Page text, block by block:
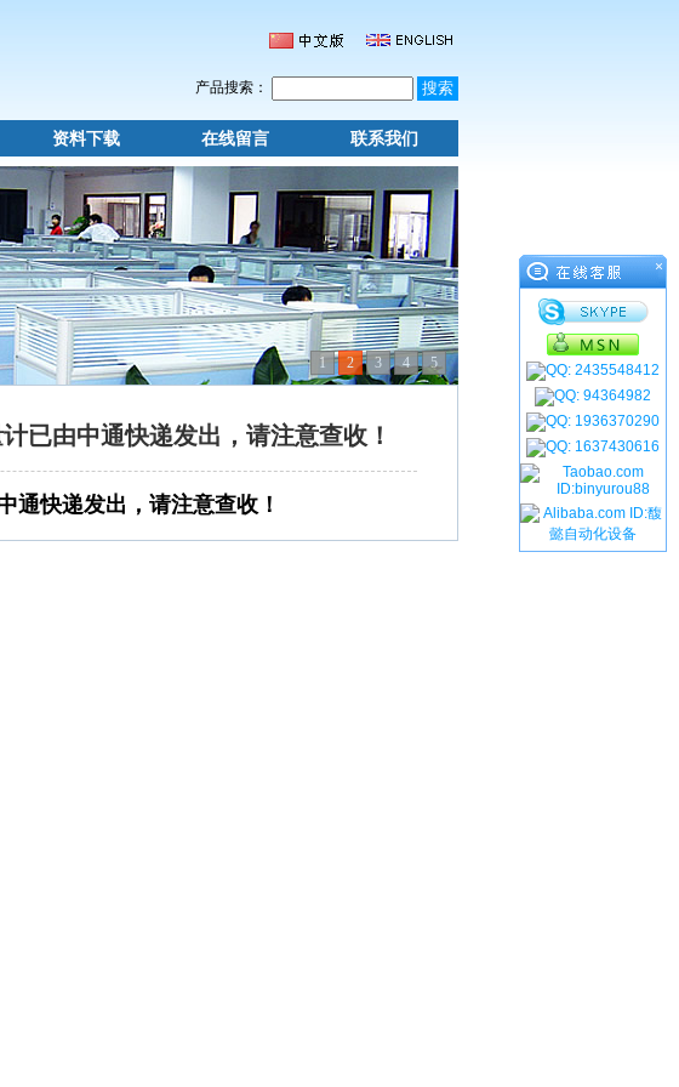
产品搜索：
资料下载 在线留言 联系我们
1 2 3 4 5
已由中通快递发出，请注意查收！
通快递发出，请注意查收！
×